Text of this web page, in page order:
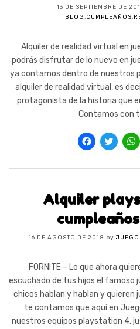
13 DE SEPTIEMBRE DE
BLOG,CUMPLEAÑOS,
Alquiler de realidad virtual en
podrás disfrutar de lo nuevo en
ya contamos dentro de nuestros
alquiler de realidad virtual, es
protagonista de la historia que
Contamos con
Alquiler
16 DE AGOSTO DE 2018 by JUEGO
FORNITE – Lo que ahora
escuchado de tus hijos el famoso
chicos hablan y hablan y quieren
te contamos que aquí en
nuestros equipos playstation 4,